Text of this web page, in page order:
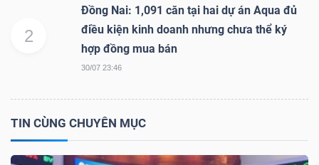
2
Đồng Nai: 1,091 căn tại hai dự án Aqua đủ
điều kiện kinh doanh nhưng chưa thể ký
hợp đồng mua bán
30/07 23:46
TIN CÙNG CHUYÊN MỤC
CỔ